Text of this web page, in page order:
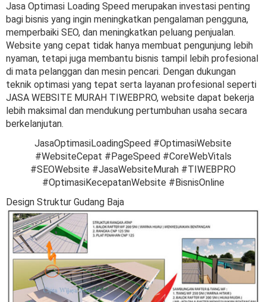
Jasa Optimasi Loading Speed merupakan investasi penting
bagi bisnis yang ingin meningkatkan pengalaman pengguna,
memperbaiki SEO, dan meningkatkan peluang penjualan.
Website yang cepat tidak hanya membuat pengunjung lebih
nyaman, tetapi juga membantu bisnis tampil lebih profesional
di mata pelanggan dan mesin pencari. Dengan dukungan
teknik optimasi yang tepat serta layanan profesional seperti
JASA WEBSITE MURAH TIWEBPRO, website dapat bekerja
lebih maksimal dan mendukung pertumbuhan usaha secara
berkelanjutan.
JasaOptimasiLoadingSpeed #OptimasiWebsite
#WebsiteCepat #PageSpeed #CoreWebVitals
#SEOWebsite #JasaWebsiteMurah #TIWEBPRO
#OptimasiKecepatanWebsite #BisnisOnline
Design Struktur Gudang Baja